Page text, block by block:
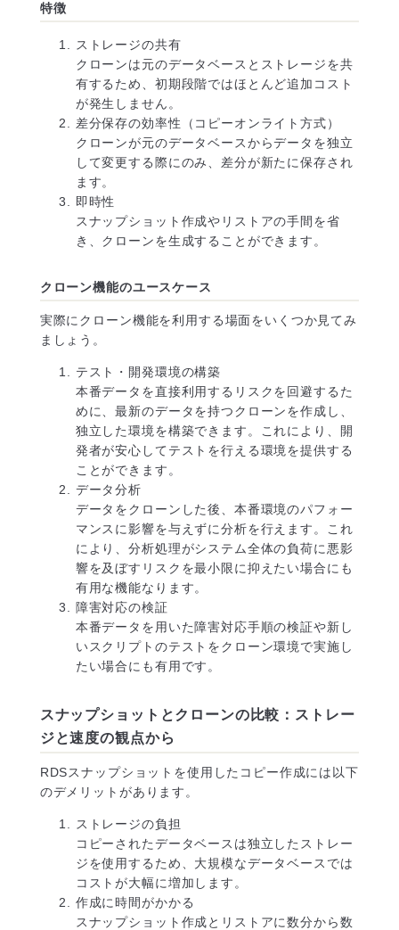
特徴
ストレージの共有
クローンは元のデータベースとストレージを共
有するため、初期段階ではほとんど追加コスト
が発生しません。
差分保存の効率性（コピーオンライト方式）
クローンが元のデータベースからデータを独立
して変更する際にのみ、差分が新たに保存され
ます。
即時性
スナップショット作成やリストアの手間を省
き、クローンを生成することができます。
クローン機能のユースケース
実際にクローン機能を利用する場面をいくつか見てみ
ましょう。
テスト・開発環境の構築
本番データを直接利用するリスクを回避するた
めに、最新のデータを持つクローンを作成し、
独立した環境を構築できます。これにより、開
発者が安心してテストを行える環境を提供する
ことができます。
データ分析
データをクローンした後、本番環境のパフォー
マンスに影響を与えずに分析を行えます。これ
により、分析処理がシステム全体の負荷に悪影
響を及ぼすリスクを最小限に抑えたい場合にも
有用な機能なります。
障害対応の検証
本番データを用いた障害対応手順の検証や新し
いスクリプトのテストをクローン環境で実施し
たい場合にも有用です。
スナップショットとクローンの比較：ストレー
ジと速度の観点から
RDSスナップショットを使用したコピー作成には以下
のデメリットがあります。
ストレージの負担
コピーされたデータベースは独立したストレー
ジを使用するため、大規模なデータベースでは
コストが大幅に増加します。
作成に時間がかかる
スナップショット作成とリストアに数分から数